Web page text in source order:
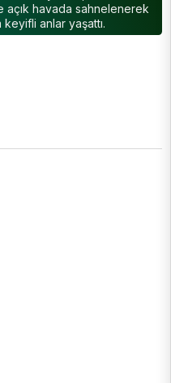
açık havada sahnelenerek
anlar yaşattı.